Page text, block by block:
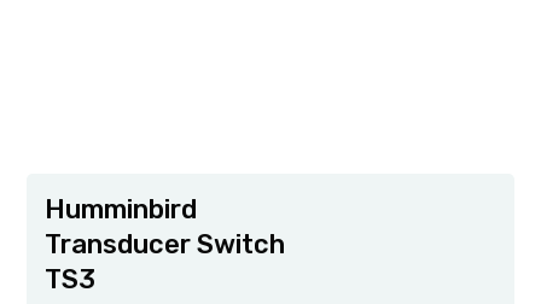
Humminbird
Transducer Switch
TS3